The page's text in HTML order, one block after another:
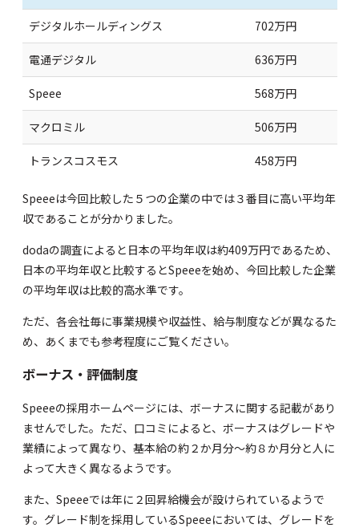
デジタルホールディングス 702万円
電通デジタル 636万円
Speee 568万円
マクロミル 506万円
トランスコスモス 458万円
Speeeは今回比較した５つの企業の中では３番目に高い平均年
収であることが分かりました。
dodaの調査によると日本の平均年収は約409万円であるため、
日本の平均年収と比較するとSpeeeを始め、今回比較した企業
の平均年収は比較的高水準です。
ただ、各会社毎に事業規模や収益性、給与制度などが異なるた
め、あくまでも参考程度にご覧ください。
ボーナス・評価制度
Speeeの採用ホームページには、ボーナスに関する記載があり
ませんでした。ただ、口コミによると、ボーナスはグレードや
業績によって異なり、基本給の約２か月分～約８か月分と人に
よって大きく異なるようです。
また、Speeeでは年に２回昇給機会が設けられているようで
す。グレード制を採用しているSpeeeにおいては、グレードを